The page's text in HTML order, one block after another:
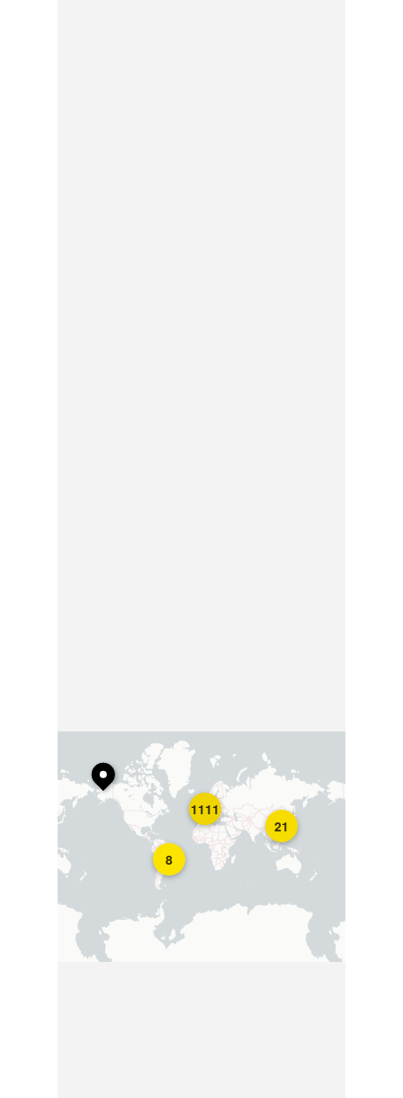
8
21
1111